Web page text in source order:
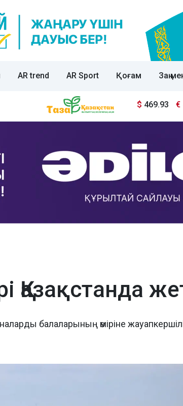
AR trend AR Sport Қоғам Заң
$ 469.93 €
Қазақстанда
балаларының өміріне